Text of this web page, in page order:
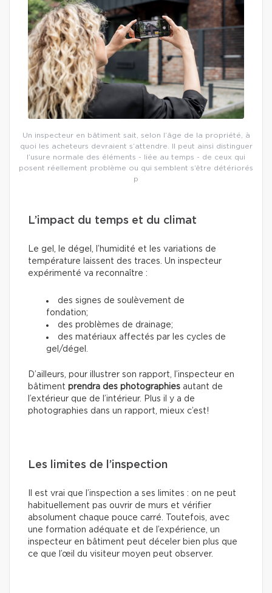
Un inspecteur en bâtiment sait, selon l’âge de la propriété, à
quoi les acheteurs devraient s’attendre. Il peut ainsi distinguer
l’usure normale des éléments - liée au temps - de ceux qui
posent réellement problème ou qui semblent s’être détériorés
p
L’impact du temps et du climat
Le gel, le dégel, l’humidité et les variations de
température laissent des traces. Un inspecteur
expérimenté va reconnaître :
des signes de soulèvement de
fondation;
des problèmes de drainage;
des matériaux affectés par les cycles de
gel/dégel.
D’ailleurs, pour illustrer son rapport, l’inspecteur en
bâtiment prendra des photographies autant de
l’extérieur que de l’intérieur. Plus il y a de
photographies dans un rapport, mieux c’est!
Les limites de l’inspection
Il est vrai que l’inspection a ses limites : on ne peut
habituellement pas ouvrir de murs et vérifier
absolument chaque pouce carré. Toutefois, avec
une formation adéquate et de l’expérience, un
inspecteur en bâtiment peut déceler bien plus que
ce que l’œil du visiteur moyen peut observer.